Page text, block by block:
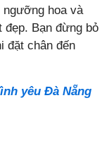
hoa và
Bạn đừng bỏ
đặt chân đến
yêu Đà Nẵng